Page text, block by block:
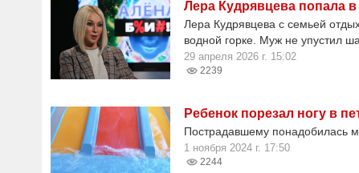
Лера Кудрявцева попала
Лера Кудрявцева с семьей
водной горке. Муж не упустил
29 апреля 2026 г. 15:02
2239
Ребенок порезал ногу в
Пострадавшему понадобилась
1 ноября 2024 г. 17:50
2244